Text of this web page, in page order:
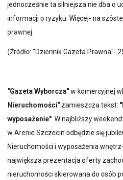
jednocześnie ta silniejsza nie dba o
informacji o ryzyku. Więcej- na
prawnej.
(Źródło: "Dziennik Gazeta Prawna"-
"Gazeta Wyborcza"w komercyjnej
Nieruchomości" zamieszcza tekst:
wyposażenie" . W najbliższy
w Arenie Szczecin odbędzie się
Nieruchomości i wyposażenia
największa prezentacja oferty
nieruchomości skierowana do osób